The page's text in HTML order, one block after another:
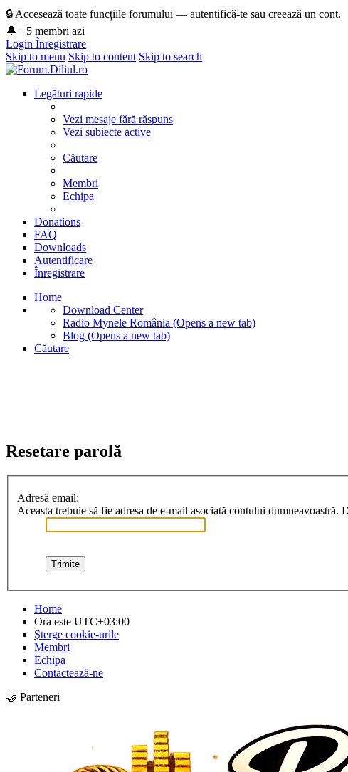
🔒 Accesează toate funcțiile forumului — autentifică-te sau creează un cont.
🔔 +5 membri azi
Login Înregistrare
Skip to menu Skip to content Skip to search
Legături rapide
Vezi mesaje fără răspuns
Vezi subiecte active
Căutare
Membri
Echipa
Donations
FAQ
Downloads
Autentificare
Înregistrare
Home
Download Center
Radio Mynele România (Opens a new tab)
Blog (Opens a new tab)
Căutare
Resetare parolă
Adresă email:
Aceasta trebuie să fie adresa de e-mail asociată contului
Home
Ora este UTC+03:00
Şterge cookie-urile
Membri
Echipa
Contactează-ne
🤝 Parteneri